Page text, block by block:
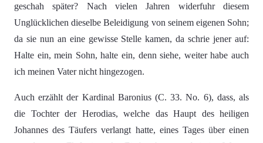
geschah später? Nach vielen Jahren widerfuhr diesem
Unglücklichen dieselbe Beleidigung von seinem eigenen Sohn;
da sie nun an eine gewisse Stelle kamen, da schrie jener auf:
Halte ein, mein Sohn, halte ein, denn siehe, weiter habe auch
ich meinen Vater nicht hingezogen.
Auch erzählt der Kardinal Baronius (C. 33. No. 6), dass, als
die Tochter der Herodias, welche das Haupt des heiligen
Johannes des Täufers verlangt hatte, eines Tages über einen